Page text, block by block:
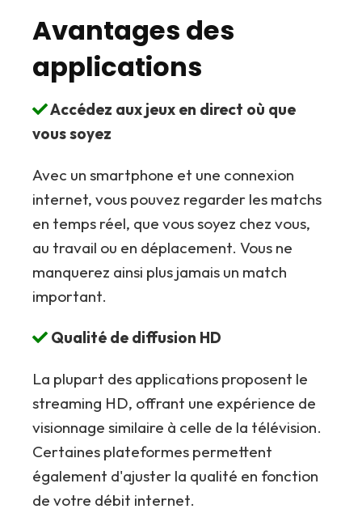
Avantages des
applications
Accédez aux jeux en direct où que
vous soyez
Avec un smartphone et une connexion
internet, vous pouvez regarder les matchs
en temps réel, que vous soyez chez vous,
au travail ou en déplacement. Vous ne
manquerez ainsi plus jamais un match
important.
Qualité de diffusion HD
La plupart des applications proposent le
streaming HD, offrant une expérience de
visionnage similaire à celle de la télévision.
Certaines plateformes permettent
également d'ajuster la qualité en fonction
de votre débit internet.